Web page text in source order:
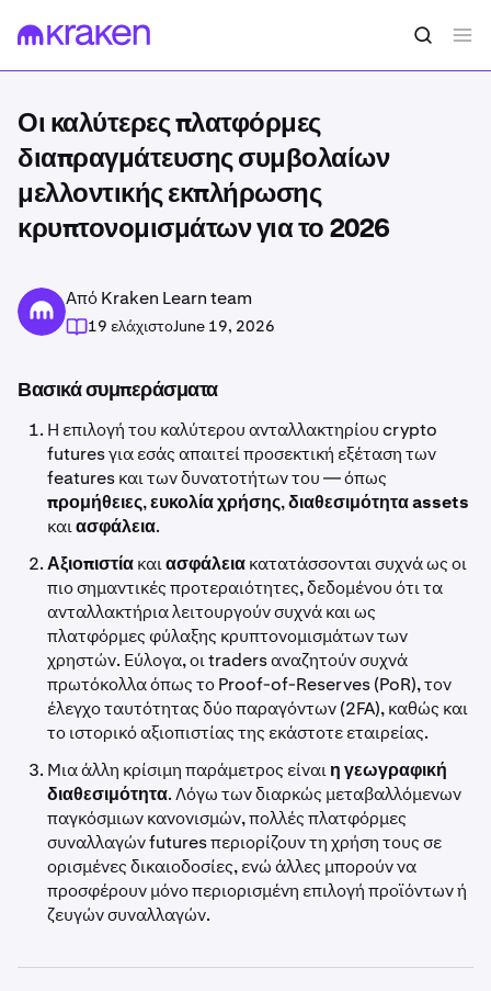
Οι καλύτερες πλατφόρμες
διαπραγμάτευσης συμβολαίων
μελλοντικής εκπλήρωσης
κρυπτονομισμάτων για το 2026
Από Kraken Learn team
19 ελάχιστοJune 19, 2026
Βασικά συμπεράσματα
Η επιλογή του καλύτερου ανταλλακτηρίου crypto
futures για εσάς απαιτεί προσεκτική εξέταση των
features και των δυνατοτήτων του — όπως
προμήθειες,ευκολία χρήσης,διαθεσιμότητα assets
καιασφάλεια.
Αξιοπιστίακαιασφάλειακατατάσσονται συχνά ως οι
πιο σημαντικές προτεραιότητες, δεδομένου ότι τα
ανταλλακτήρια λειτουργούν συχνά και ως
πλατφόρμες φύλαξης κρυπτονομισμάτων των
χρηστών. Εύλογα, οι traders αναζητούν συχνά
πρωτόκολλα όπως το Proof-of-Reserves (PoR), τον
έλεγχο ταυτότητας δύο παραγόντων (2FA), καθώς και
το ιστορικό αξιοπιστίας της εκάστοτε εταιρείας.
Μια άλλη κρίσιμη παράμετρος είναιη γεωγραφική
διαθεσιμότητα. Λόγω των διαρκώς μεταβαλλόμενων
παγκόσμιων κανονισμών, πολλές πλατφόρμες
συναλλαγών futures περιορίζουν τη χρήση τους σε
ορισμένες δικαιοδοσίες, ενώ άλλες μπορούν να
προσφέρουν μόνο περιορισμένη επιλογή προϊόντων ή
ζευγών συναλλαγών.